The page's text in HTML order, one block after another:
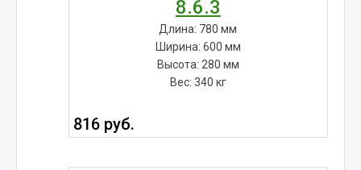
8.6.3
Длина: 780 мм
Ширина: 600 мм
Высота: 280 мм
Вес: 340 кг
816 руб.